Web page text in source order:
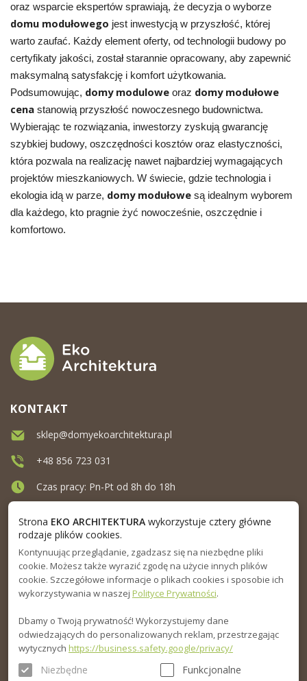
oraz wsparcie ekspertów sprawiają, że decyzja o wyborze
domu modułowego jest inwestycją w przyszłość, której
warto zaufać. Każdy element oferty, od technologii budowy po
certyfikaty jakości, został starannie opracowany, aby zapewnić
maksymalną satysfakcję i komfort użytkowania.
Podsumowując, domy moduloweoraz domy modułowe
cenastanowią przyszłość nowoczesnego budownictwa.
Wybierając te rozwiązania, inwestorzy zyskują gwarancję
szybkiej budowy, oszczędności kosztów oraz elastyczności,
która pozwala na realizację nawet najbardziej wymagających
projektów mieszkaniowych. W świecie, gdzie technologia i
ekologia idą w parze, domy modułowesą idealnym wyborem
dla każdego, kto pragnie żyć nowocześnie, oszczędnie i
komfortowo.
MENU
INFORMACJA
PORADNIK
KONTAKT
sklep@domyekoarchitektura.pl
+48 856 723 031
Czas pracy: Pn-Pt od 8h do 18h
Strona EKO ARCHITEKTURAwykorzystuje cztery główne
rodzaje plików cookies.
Kontynuując przeglądanie, zgadzasz się na niezbędne pliki
cookie. Możesz także wyrazić zgodę na użycie innych plików
cookie. Szczegółowe informacje o plikach cookies i sposobie ich
wykorzystywania w naszej Polityce Prywatności.
Dbamy o Twoją prywatność! Wykorzystujemy dane
odwiedzających do personalizowanych reklam, przestrzegając
wytycznych https://business.safety.google/privacy/
Niezbędne Funkcjonalne